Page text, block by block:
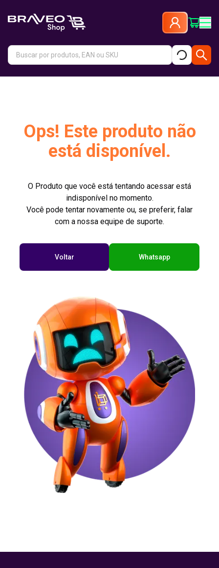
Ops! Este produto não
está disponível.
O Produto que você está tentando acessar está
indisponível no momento.
Você pode tentar novamente ou, se preferir, falar
com a nossa equipe de suporte.
Voltar Whatsapp